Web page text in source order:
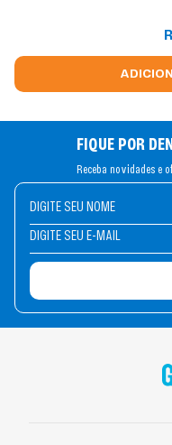
FIQUE POR
Receba novidades e